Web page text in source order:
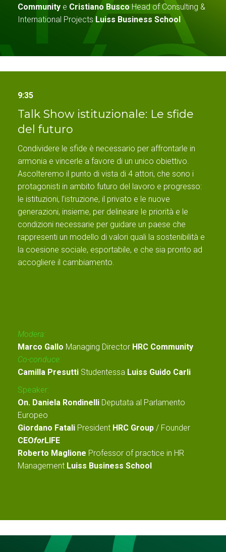
Community e Cristiano BuscoHead of Consulting &
International ProjectsLuiss Business School
9:35
Talk Show istituzionale: Le sfide
del futuro
Condividere le sfide è necessario per affrontarle in
armonia e vincerle a favore di un unico obiettivo.
Ascolteremo il punto di vista di 4 attori, che sono i
protagonisti in ambito futuro del lavoro e progresso:
le istituzioni, l’istruzione, il privato e le nuove
generazioni, insieme, per delineare le priorità e le
condizioni necessarie per guidare un paese che
rappresenti un modello di valori quali la sostenibilità e
la coesione sociale, esportabile, e che sia pronto ad
accogliere il cambiamento.
Modera:
Marco Gallo Managing Director HRC Community
Co-conduce:
Camilla Presutti Studentessa Luiss Guido Carli
Speaker:
On. Daniela Rondinelli Deputata al Parlamento
Europeo
Giordano Fatali President HRC Group / Founder
CEOforLIFE
Roberto Maglione Professor of practice in HR
Management Luiss Business School